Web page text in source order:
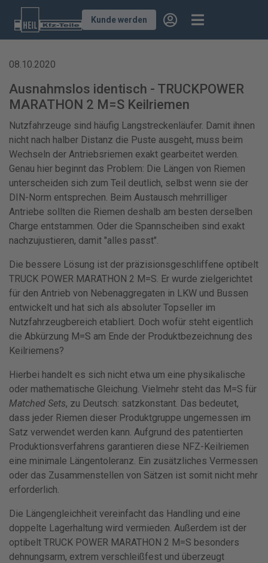
Kunde werden
08.10.2020
Ausnahmslos identisch - TRUCKPOWER
MARATHON 2 M=S Keilriemen
Nutzfahrzeuge sind häufig Langstreckenläufer. Damit ihnen
nicht nach halber Distanz die Puste ausgeht, muss beim
Wechseln der Antriebsriemen exakt gearbeitet werden.
Genau hier beginnt das Problem: Die Längen von Riemen
unterscheiden sich zum Teil deutlich, selbst wenn sie der
DIN-Norm entsprechen. Beim Austausch mehrrilliger
Antriebe sollten die Riemen deshalb am besten derselben
Charge entstammen. Oder die Spannscheiben sind exakt
nachzujustieren, damit "alles passt".
Die bessere Lösung ist der präzisionsgeschliffene optibelt
TRUCK POWER MARATHON 2 M=S. Er wurde zielgerichtet
für den Antrieb von Nebenaggregaten in LKW und Bussen
entwickelt und hat sich als absoluter Topseller im
Nutzfahrzeugbereich etabliert. Doch wofür steht eigentlich
die Abkürzung M=S am Ende der Produktbezeichnung des
Keilriemens?
Hierbei handelt es sich nicht etwa um eine physikalische
oder mathematische Gleichung. Vielmehr steht das M=S für
Matched Sets, zu Deutsch: satzkonstant. Das bedeutet,
dass jeder Riemen dieser Produktgruppe ungemessen im
Satz verwendet werden kann. Aufgrund des patentierten
Produktionsverfahrens garantieren diese NFZ-Keilriemen
eine minimale Längentoleranz. Ein zusätzliches Vermessen
oder das Zusammenstellen von Sätzen ist somit nicht mehr
erforderlich.
Die Längengleichheit vereinfacht das Handling und eine
doppelte Lagerhaltung wird vermieden. Außerdem ist der
optibelt TRUCK POWER MARATHON 2 M=S besonders
dehnungsarm, extrem verschleißfest und überzeugt